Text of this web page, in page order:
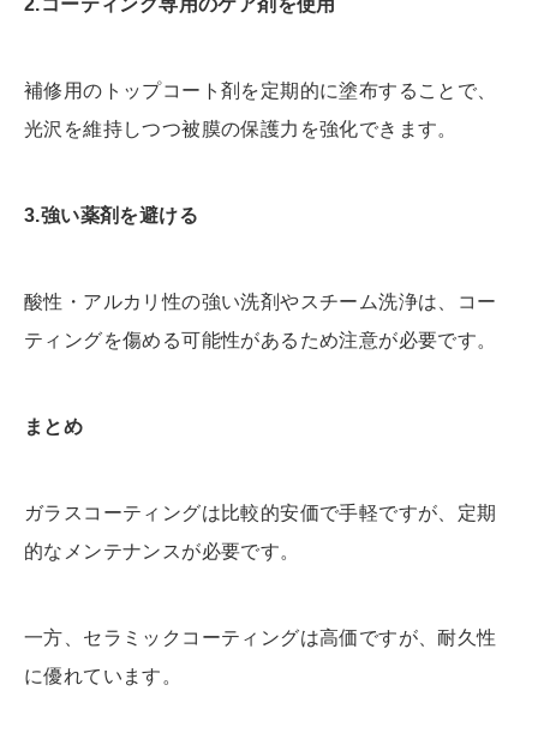
2.コーティング専用のケア剤を使用
補修用のトップコート剤を定期的に塗布することで、
光沢を維持しつつ被膜の保護力を強化できます。
3.強い薬剤を避ける
酸性・アルカリ性の強い洗剤やスチーム洗浄は、コー
ティングを傷める可能性があるため注意が必要です。
まとめ
ガラスコーティングは比較的安価で手軽ですが、定期
的なメンテナンスが必要です。
一方、セラミックコーティングは高価ですが、耐久性
に優れています。